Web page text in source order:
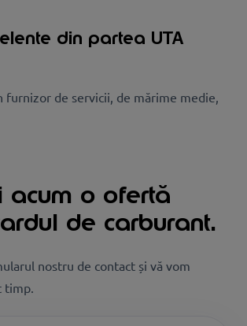
din partea UTA
furnizor de servicii, de mărime medie,
acum o ofertă
de carburant.
nostru de contact și vă vom
timp.